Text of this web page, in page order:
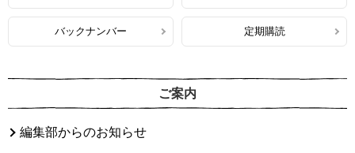
バックナンバー 定期購読
ご案内
編集部からのお知らせ